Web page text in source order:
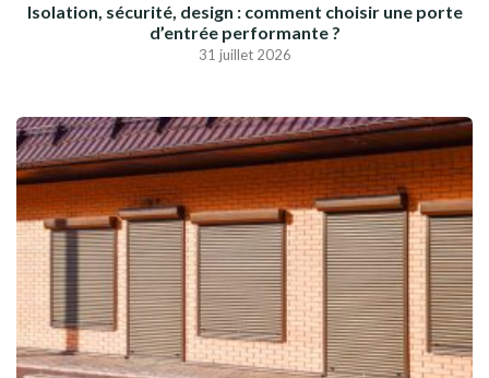
Isolation, sécurité, design : comment choisir une porte
d’entrée performante ?
31 juillet 2026